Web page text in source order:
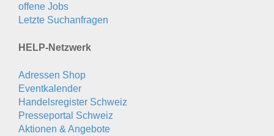
offene Jobs
Letzte Suchanfragen
HELP-Netzwerk
Adressen Shop
Eventkalender
Handelsregister Schweiz
Presseportal Schweiz
Aktionen & Angebote